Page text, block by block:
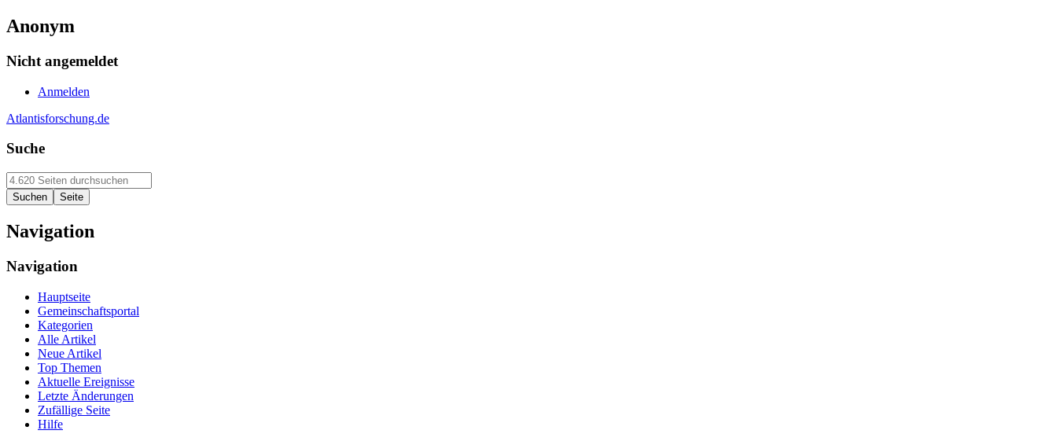
Anonym
Nicht angemeldet
Anmelden
Atlantisforschung.de
Suche
Navigation
Navigation
Hauptseite
Gemeinschaftsportal
Kategorien
Alle Artikel
Neue Artikel
Top Themen
Aktuelle Ereignisse
Letzte Änderungen
Zufällige Seite
Hilfe